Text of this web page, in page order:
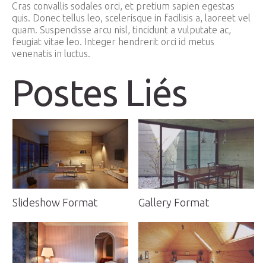
Cras convallis sodales orci, et pretium sapien egestas
quis. Donec tellus leo, scelerisque in facilisis a, laoreet vel
quam. Suspendisse arcu nisl, tincidunt a vulputate ac,
feugiat vitae leo. Integer hendrerit orci id metus
venenatis in luctus.
Postes Liés
Slideshow Format Gallery Format